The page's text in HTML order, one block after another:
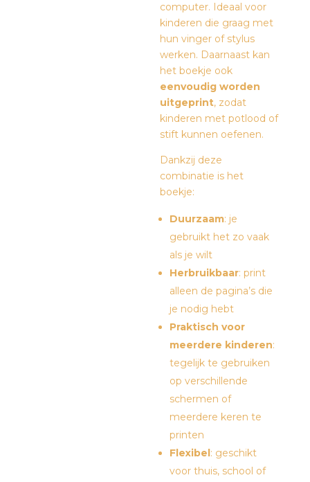
computer. Ideaal voor
kinderen die graag met
hun vinger of stylus
werken. Daarnaast kan
het boekje ook
eenvoudig worden
uitgeprint, zodat
kinderen met potlood of
stift kunnen oefenen.
Dankzij deze
combinatie is het
boekje:
Duurzaam: je
gebruikt het zo vaak
als je wilt
Herbruikbaar: print
alleen de pagina’s die
je nodig hebt
Praktisch voor
meerdere kinderen:
tegelijk te gebruiken
op verschillende
schermen of
meerdere keren te
printen
Flexibel: geschikt
voor thuis, school of